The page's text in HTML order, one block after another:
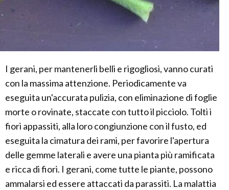
I gerani, per mantenerli belli e rigogliosi, vanno curati
con la massima attenzione. Periodicamente va
eseguita un'accurata pulizia, con eliminazione di foglie
morte o rovinate, staccate con tutto il picciolo. Tolti i
fiori appassiti, alla loro congiunzione con il fusto, ed
eseguita la cimatura dei rami, per favorire l'apertura
delle gemme laterali e avere una pianta più ramificata
e ricca di fiori. I gerani, come tutte le piante, possono
ammalarsi ed essere attaccati da parassiti. La malattia